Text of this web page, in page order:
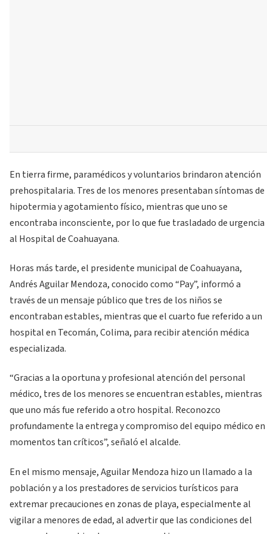
En tierra firme, paramédicos y voluntarios brindaron atención
prehospitalaria. Tres de los menores presentaban síntomas de
hipotermia y agotamiento físico, mientras que uno se
encontraba inconsciente, por lo que fue trasladado de urgencia
al Hospital de Coahuayana.
Horas más tarde, el presidente municipal de Coahuayana,
Andrés Aguilar Mendoza, conocido como “Pay”, informó a
través de un mensaje público que tres de los niños se
encontraban estables, mientras que el cuarto fue referido a un
hospital en Tecomán, Colima, para recibir atención médica
especializada.
“Gracias a la oportuna y profesional atención del personal
médico, tres de los menores se encuentran estables, mientras
que uno más fue referido a otro hospital. Reconozco
profundamente la entrega y compromiso del equipo médico en
momentos tan críticos”, señaló el alcalde.
En el mismo mensaje, Aguilar Mendoza hizo un llamado a la
población y a los prestadores de servicios turísticos para
extremar precauciones en zonas de playa, especialmente al
vigilar a menores de edad, al advertir que las condiciones del